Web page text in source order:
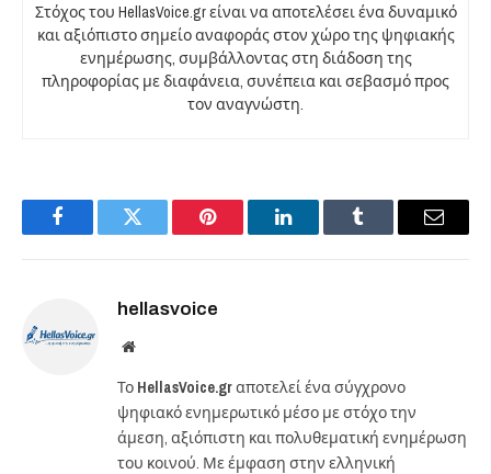
Στόχος του HellasVoice.gr είναι να αποτελέσει ένα δυναμικό
και αξιόπιστο σημείο αναφοράς στον χώρο της ψηφιακής
ενημέρωσης, συμβάλλοντας στη διάδοση της
πληροφορίας με διαφάνεια, συνέπεια και σεβασμό προς
τον αναγνώστη.
FacebookTwitter Pinterest LinkedInTumblr Email
hellasvoice
Website
Το HellasVoice.grαποτελεί ένα σύγχρονο
ψηφιακό ενημερωτικό μέσο με στόχο την
άμεση, αξιόπιστη και πολυθεματική ενημέρωση
του κοινού. Με έμφαση στην ελληνική